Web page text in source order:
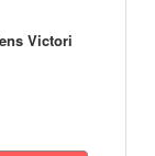
Victori